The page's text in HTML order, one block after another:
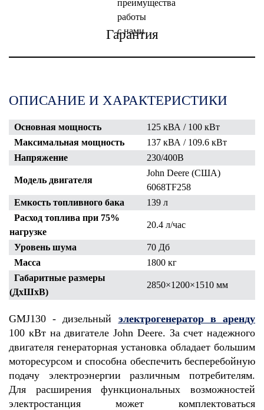
Гарантия
ОПИСАНИЕ И ХАРАКТЕРИСТИКИ
Основная мощность
125 кВА / 100 кВт
Максимальная мощность
137 кВА / 109.6 кВт
Напряжение
230/400В
Модель двигателя
John Deere (США)
6068TF258
Емкость топливного бака
139 л
Расход топлива при 75%
нагрузке
20.4 л/час
Уровень шума
70 Дб
Масса
1800 кг
Габаритные размеры
(ДхШхВ)
2850×1200×1510 мм
GMJ130 -дизельный электрогенератор в аренду
100 кВтна двигателе John Deere. За счет надежного
двигателя генераторная установка обладает большим
моторесурсом и способна обеспечить бесперебойную
подачу электроэнергии различным потребителям.
Для расширения функциональных возможностей
электростанция может комплектоваться